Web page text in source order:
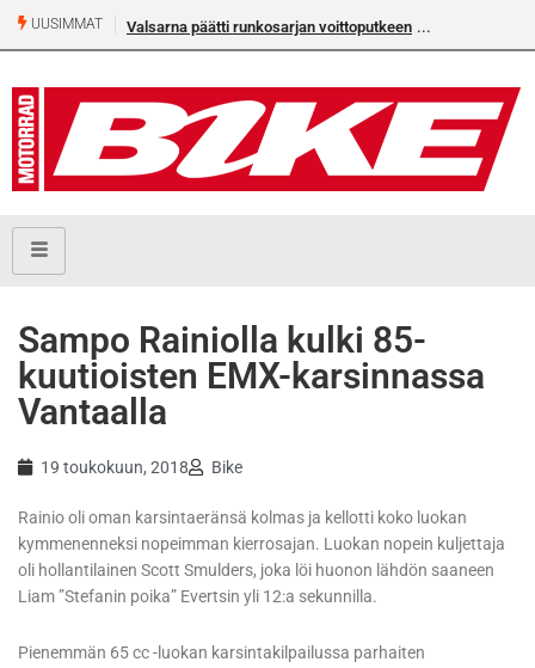
UUSIMMAT Valsarna päätti runkosarjan voittoputkeen
Sampo Rainiolla kulki 85-
kuutioisten EMX-karsinnassa
Vantaalla
19 toukokuun, 2018 Bike
Rainio oli oman karsintaeränsä kolmas ja kellotti koko luokan
kymmenenneksi nopeimman kierrosajan. Luokan nopein kuljettaja
oli hollantilainen Scott Smulders, joka löi huonon lähdön saaneen
Liam ”Stefanin poika” Evertsin yli 12:a sekunnilla.
Pienemmän 65 cc -luokan karsintakilpailussa parhaiten